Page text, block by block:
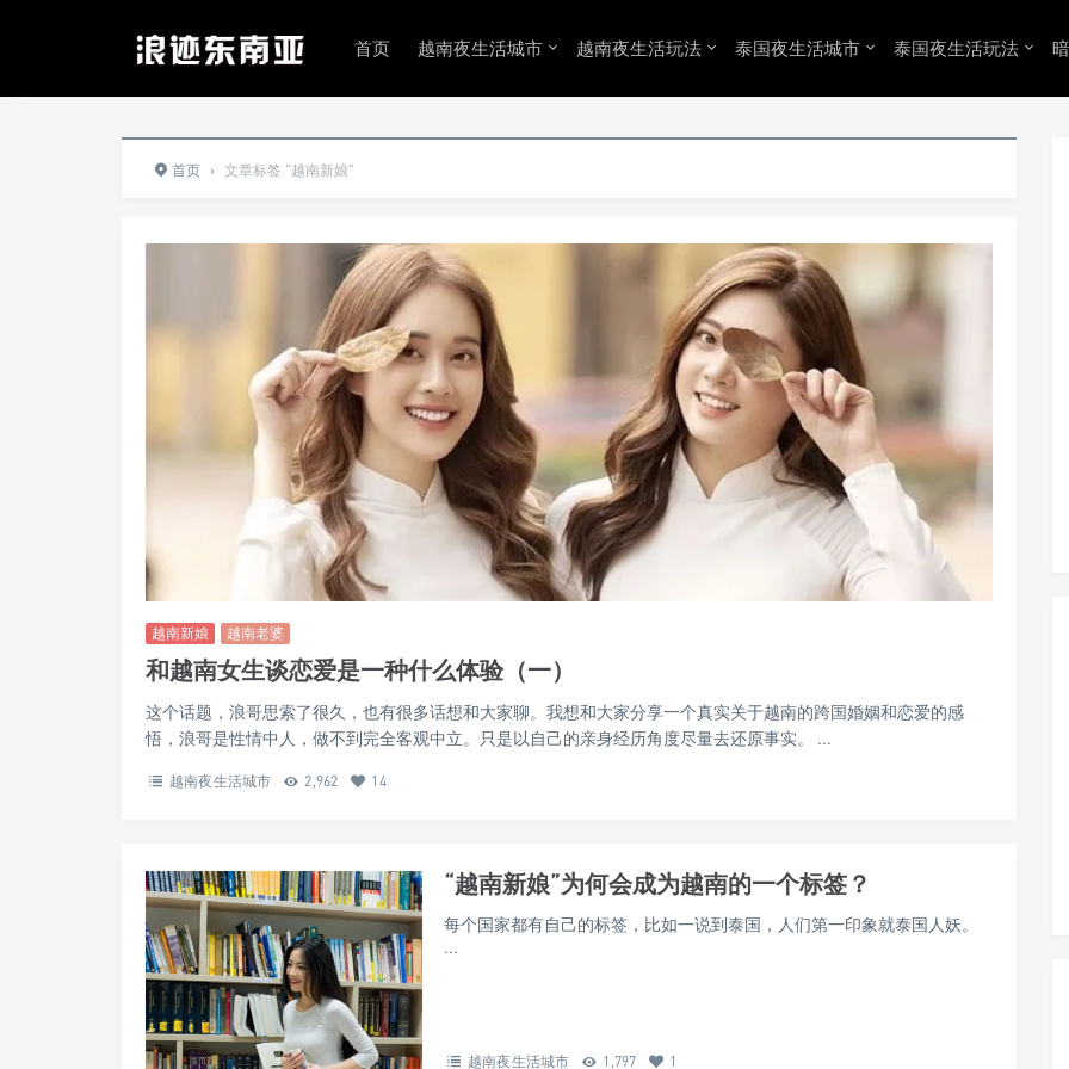
首页 越南夜生活城市 越南夜生活玩法 泰国夜生活城市 泰国夜生活玩法
首页 › 文章标签 "越南新娘"
越南新娘 越南老婆
和越南女生谈恋爱是一种什么体验（一）
这个话题，浪哥思索了很久，也有很多话想和大家聊。我想和大家分享一个真实关于越南的跨国婚姻和恋爱的感
悟，浪哥是性情中人，做不到完全客观中立。只是以自己的亲身经历角度尽量去还原事实。 ...
越南夜生活城市 2,962 14
“越南新娘”为何会成为越南的一个标签？
每个国家都有自己的标签，比如一说到泰国，人们第一印象就泰国人妖。
...
越南夜生活城市 1,797 1